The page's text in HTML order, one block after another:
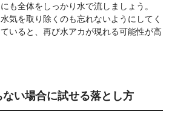
も全体をしっかり水で流しましょう。
気を取り除くのも忘れないようにしてく
いると、再び水アカが現れる可能性が高
い場合に試せる落とし方